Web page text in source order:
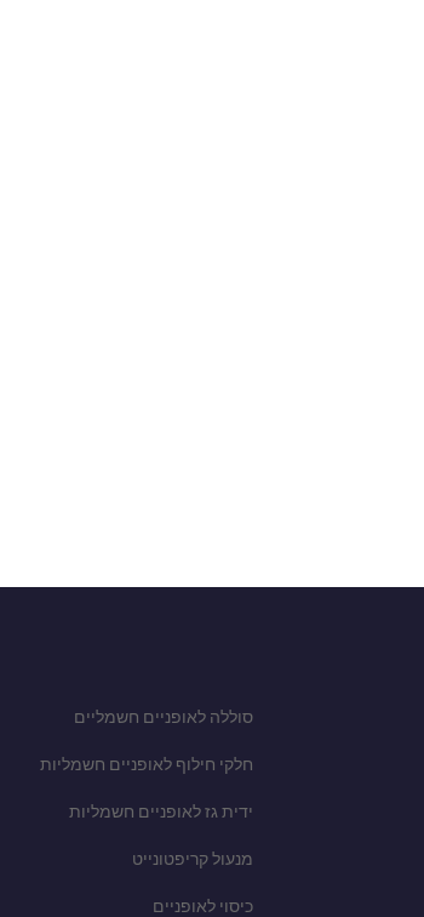
סוללה לאופניים חשמליים
חלקי חילוף לאופניים חשמליות
ידית גז לאופניים חשמליות
מנעול קריפטונייט
כיסוי לאופניים